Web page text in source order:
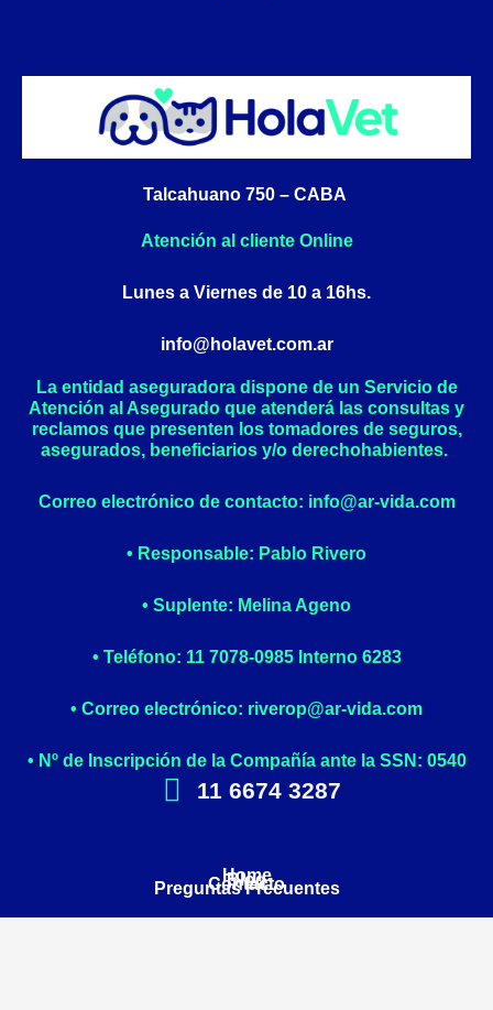
e
b
o
o
k
-
f
t
g
r
a
m
Talcahuano 750 – CABA
Atención al cliente Online
Lunes a Viernes de 10 a 16hs.
info@holavet.com.ar
La entidad aseguradora dispone de un Servicio de
Atención al Asegurado que atenderá las consultas y
reclamos que presenten los tomadores de seguros,
asegurados, beneficiarios y/o derechohabientes.
Correo electrónico de contacto: info@ar-vida.com
• Responsable: Pablo Rivero
• Suplente: Melina Ageno
• Teléfono: 11 7078-0985 Interno 6283
• Correo electrónico: riverop@ar-vida.com
• Nº de Inscripción de la Compañía ante la SSN: 0540
11 6674 3287
Home
Blog
Contacto
Preguntas Frecuentes